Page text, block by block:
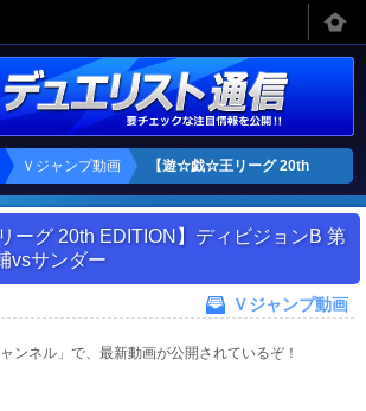
Ｖジャンプ動画 【遊☆戯☆王リーグ 20th
EDITION】ディビジョンB 第4
試合 南雲大輔vsサンダー
ーグ 20th EDITION】ディビジョンB 第
vsサンダー
Ｖジャンプ動画
ンネル」で、最新動画が公開されているぞ！